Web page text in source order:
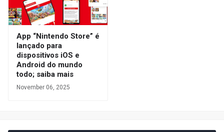
App “Nintendo Store” é
lançado para
dispositivos iOS e
Android do mundo
todo; saiba mais
November 06, 2025